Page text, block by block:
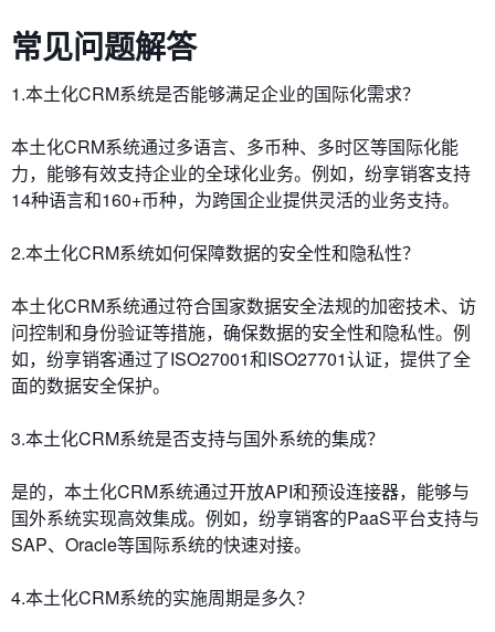
常见问题解答
1.本土化CRM系统是否能够满足企业的国际化需求？
本土化CRM系统通过多语言、多币种、多时区等国际化能
力，能够有效支持企业的全球化业务。例如，纷享销客支持
14种语言和160+币种，为跨国企业提供灵活的业务支持。
2.本土化CRM系统如何保障数据的安全性和隐私性？
本土化CRM系统通过符合国家数据安全法规的加密技术、访
问控制和身份验证等措施，确保数据的安全性和隐私性。例
如，纷享销客通过了ISO27001和ISO27701认证，提供了全
面的数据安全保护。
3.本土化CRM系统是否支持与国外系统的集成？
是的，本土化CRM系统通过开放API和预设连接器，能够与
国外系统实现高效集成。例如，纷享销客的PaaS平台支持与
SAP、Oracle等国际系统的快速对接。
4.本土化CRM系统的实施周期是多久？